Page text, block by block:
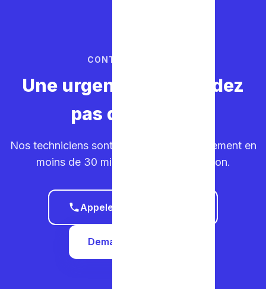
CONTACTEZ-NOUS
Une urgence ? Ne perdez
pas de temps.
Nos techniciens sont sur la route. Déplacement en
moins de 30 minutes dans votre région.
Appeler le 0465 68 51 58
Demander un devis